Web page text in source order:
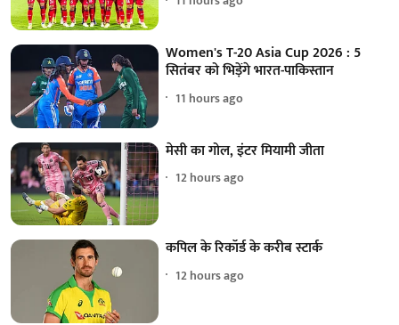
Women's T-20 Asia Cup 2026 : 5
सितंबर को भिड़ेंगे भारत-पाकिस्तान
11 hours ago
मेसी का गोल, इंटर मियामी जीता
12 hours ago
कपिल के रिकॉर्ड के करीब स्टार्क
12 hours ago